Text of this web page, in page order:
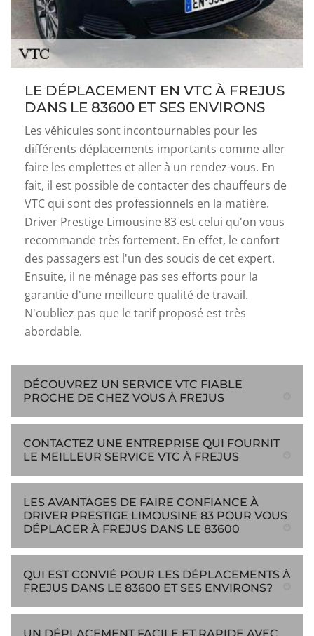
LE DÉPLACEMENT EN VTC À FREJUS
DANS LE 83600 ET SES ENVIRONS
Les véhicules sont incontournables pour les
différents déplacements importants comme aller
faire les emplettes et aller à un rendez-vous. En
fait, il est possible de contacter des chauffeurs de
VTC qui sont des professionnels en la matière.
Driver Prestige Limousine 83 est celui qu'on vous
recommande très fortement. En effet, le confort
des passagers est l'un des soucis de cet expert.
Ensuite, il ne ménage pas ses efforts pour la
garantie d'une meilleure qualité de travail.
N'oubliez pas que le tarif proposé est très
abordable.
DÉCOUVREZ UN SERVICE VTC FIABLE
PROCHE DE CHEZ VOUS À FREJUS
CONTACTEZ UNE ENTREPRISE QUI FOURNIT
LE MEILLEUR SERVICE VTC À FREJUS
LES AVANTAGES DE FAIRE CONFIANCE À
DRIVER PRESTIGE LIMOUSINE 83 POUR VOUS
DÉPLACER À FREJUS DANS LE 83600
QUI EST CONVIÉ POUR LES DÉPLACEMENTS À
FREJUS DANS LE 83600 ET SES ENVIRONS?